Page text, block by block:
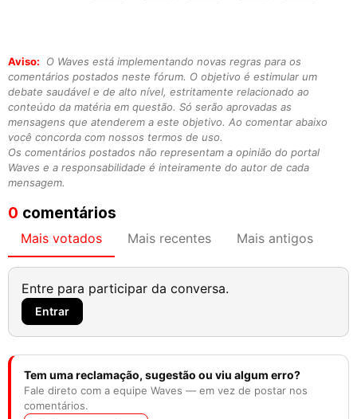
Aviso:
O Waves está implementando novas regras para os
comentários postados neste fórum. O objetivo é estimular um
debate saudável e de alto nível, estritamente relacionado ao
conteúdo da matéria em questão. Só serão aprovadas as
mensagens que atenderem a este objetivo. Ao comentar abaixo
você concorda com nossos termos de uso.
Os comentários postados não representam a opinião do portal
Waves e a responsabilidade é inteiramente do autor de cada
mensagem.
0 comentários
Mais votados Mais recentes Mais antigos
Entre para participar da conversa.
Entrar
Tem uma reclamação, sugestão ou viu algum erro?
Fale direto com a equipe Waves — em vez de postar nos
comentários.